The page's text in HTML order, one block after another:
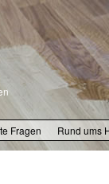
Fragen Rund ums